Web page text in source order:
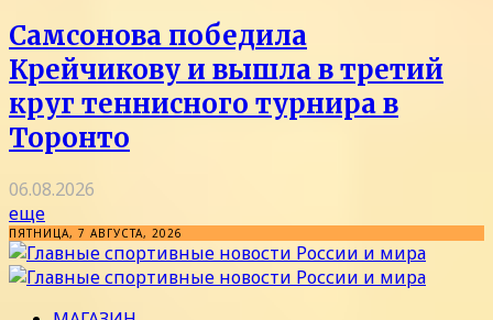
Самсонова победила
Крейчикову и вышла в третий
круг теннисного турнира в
Торонто
06.08.2026
еще
ПЯТНИЦА, 7 АВГУСТА, 2026